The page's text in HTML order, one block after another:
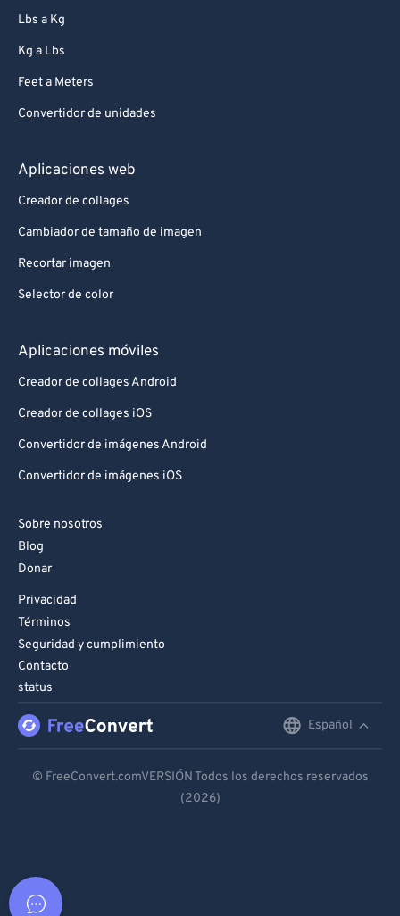
Lbs a Kg
Kg a Lbs
Feet a Meters
Convertidor de unidades
Aplicaciones web
Creador de collages
Cambiador de tamaño de imagen
Recortar imagen
Selector de color
Aplicaciones móviles
Creador de collages Android
Creador de collages iOS
Convertidor de imágenes Android
Convertidor de imágenes iOS
Sobre nosotros
Blog
Donar
Privacidad
Términos
Seguridad y cumplimiento
Contacto
status
Español
Español
© FreeConvert.comVERSIÓN Todos los derechos reservados
(2026)